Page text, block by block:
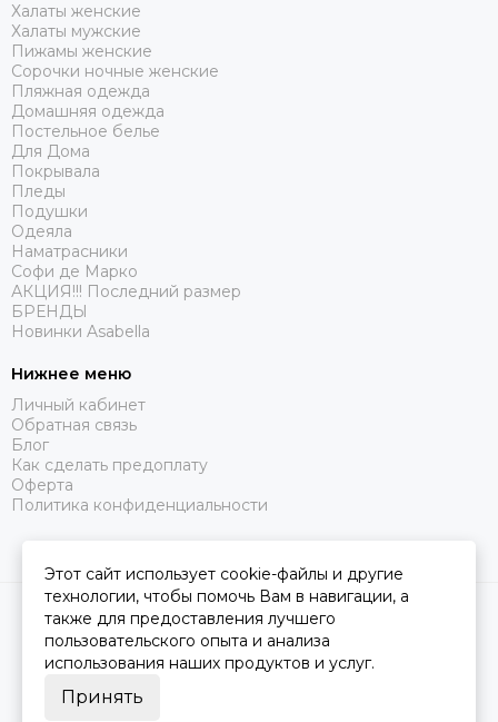
Халаты женские
Халаты мужские
Пижамы женские
Сорочки ночные женские
Пляжная одежда
Домашняя одежда
Постельное белье
Для Дома
Покрывала
Пледы
Подушки
Одеяла
Наматрасники
Софи де Марко
АКЦИЯ!!! Последний размер
БРЕНДЫ
Новинки Asabella
Нижнее меню
Личный кабинет
Обратная связь
Блог
Как сделать предоплату
Оферта
Политика конфиденциальности
2026 © Царство Сна.Карта сайта
Этот сайт использует cookie-файлы и другие
технологии, чтобы помочь Вам в навигации, а
также для предоставления лучшего
пользовательского опыта и анализа
использования наших продуктов и услуг.
Принять